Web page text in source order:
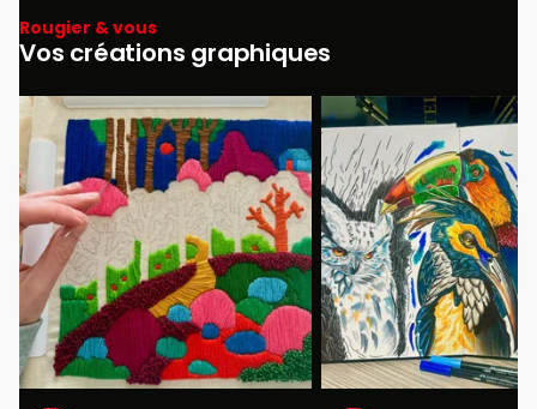
Rougier & vous
Vos créations graphiques